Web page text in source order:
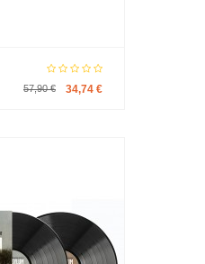
34,74 €
57,90 €